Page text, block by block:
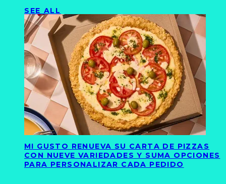
SEE ALL
MI GUSTO RENUEVA SU CARTA DE PIZZAS
CON NUEVE VARIEDADES Y SUMA OPCIONES
PARA PERSONALIZAR CADA PEDIDO